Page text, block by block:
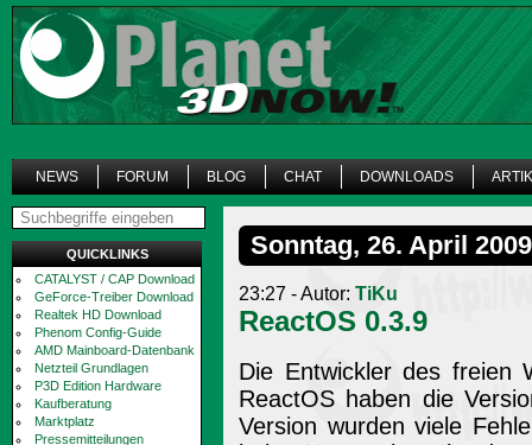
NEWS FORUM BLOG CHAT DOWNLOADS
QUICKLINKS
CATALYST / CAP Download
GeForce-Treiber Download
Realtek HD Download
Phenom Config-Guide
AMD Mainboard-Datenbank
Netzteil Grundlagen
P3D Edition Hardware
Kaufberatung
Marktplatz
Pressemitteilungen
Sonntag, 26. April 2009
23:27 - Autor: TiKu
ReactOS 0.3.9
Die Entwickler des freien
ReactOS haben die
Version wurden viele